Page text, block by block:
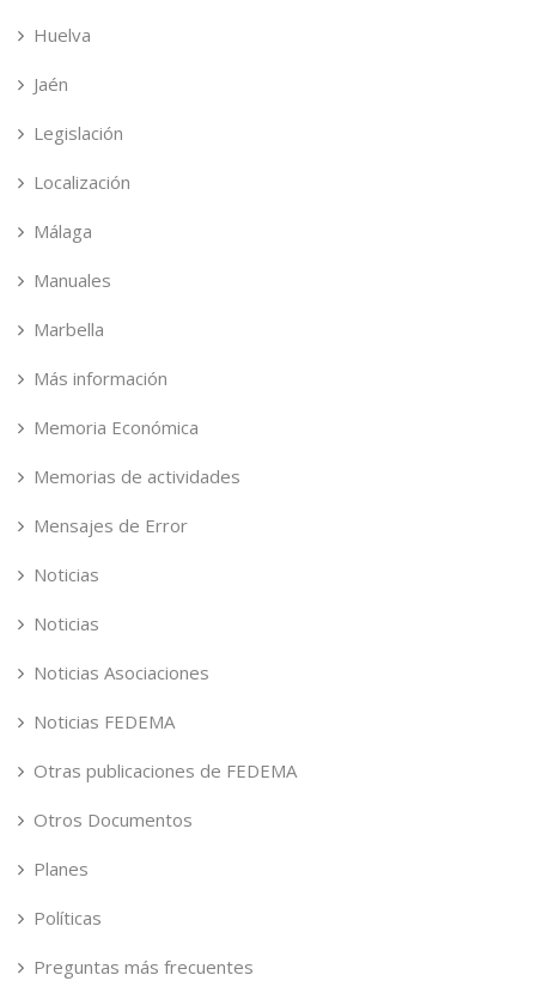
Huelva
Jaén
Legislación
Localización
Málaga
Manuales
Marbella
Más información
Memoria Económica
Memorias de actividades
Mensajes de Error
Noticias
Noticias
Noticias Asociaciones
Noticias FEDEMA
Otras publicaciones de FEDEMA
Otros Documentos
Planes
Políticas
Preguntas más frecuentes